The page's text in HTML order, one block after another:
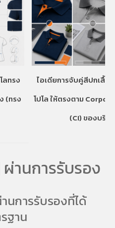
ลทรง
(ทรง
ไอเดียการจับคู่สีปกเสื้อ
โปโล ให้ตรงตาม
(CI) ของบริษัท
านการรับรอง
นการรับรองที่ได้
ฐาน